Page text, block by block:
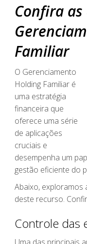
Confira
Familiar
O Gerenciamento
Holding Familiar é
uma estratégia
financeira que
oferece uma série
de aplicações
cruciais e
desempenha um
gestão eficiente do
Abaixo, exploramos
deste recurso.
Controle das